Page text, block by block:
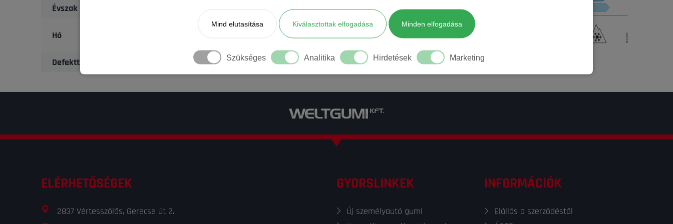
Évszak
Négyévszakos
Hó
Defekttűrő
Mind elutasítása Kiválasztottak elfogadása Minden elfogadása
Szükséges Analitika Hirdetések Marketing
ELÉRHETŐSÉGEK
2837 Vértesszőlős, Gerecse út 2.
GYORSLINKEK
Új személyautó gumi
INFORMÁCIÓK
Elállás a szerződéstől